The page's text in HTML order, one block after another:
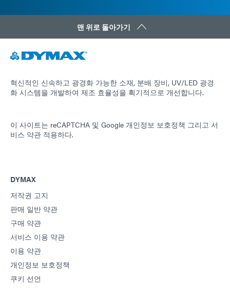
맨 위로 돌아가기
혁신적인 신속하고 광경화 가능한 소재, 분배 장비, UV/LED 광경
화 시스템을 개발하여 제조 효율성을 획기적으로 개선합니다.
이 사이트는 reCAPTCHA 및 Google 개인정보 보호정책 그리고 서
비스 약관 적용하다.
DYMAX
저작권 고지
판매 일반 약관
구매 약관
서비스 이용 약관
이용 약관
개인정보 보호정책
쿠키 선언